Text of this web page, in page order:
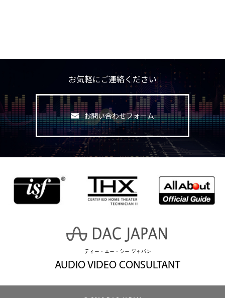
お気軽にご連絡ください
お問い合わせフォーム
ディー・エー・シー ジャパン
AUDIO VIDEO CONSULTANT